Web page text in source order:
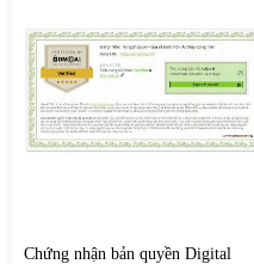
Chứng nhận bản quyền Digital